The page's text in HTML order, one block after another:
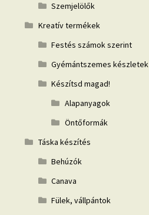
Szemjelölők
Kreatív termékek
Festés számok szerint
Gyémántszemes készletek
Készítsd magad!
Alapanyagok
Öntőformák
Táska készítés
Behúzók
Canava
Fülek, vállpántok